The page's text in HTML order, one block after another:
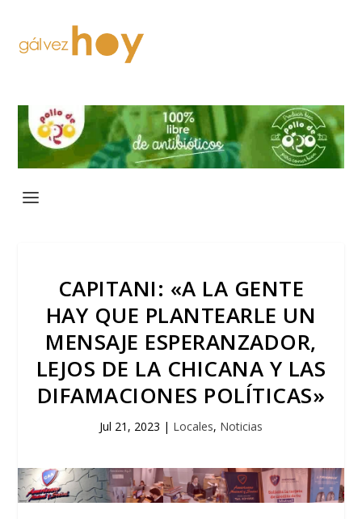
CAPITANI: «A LA GENTE
HAY QUE PLANTEARLE UN
MENSAJE ESPERANZADOR,
LEJOS DE LA CHICANA Y LAS
DIFAMACIONES POLÍTICAS»
Jul 21, 2023 | Locales, Noticias